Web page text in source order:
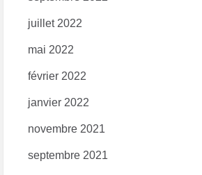
juillet 2022
mai 2022
février 2022
janvier 2022
novembre 2021
septembre 2021